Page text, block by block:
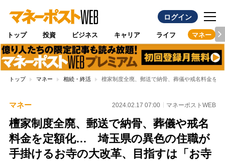
ログイン
トップ 投資 ビジネス キャリア ライフ マネー
トップ マネー 相続・終活 檀家制度全廃、郵送で納骨、葬儀や戒名料金を
マネー 2024.02.17 07:00 マネーポストWEB
檀家制度全廃、郵送で納骨、葬儀や戒名
料金を定額化… 埼玉県の異色の住職が
手掛けるお寺の大改革、目指すは「お寺